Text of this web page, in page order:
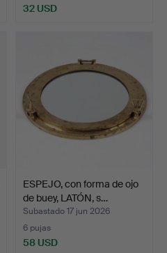
32 USD
ESPEJO, con forma de ojo
de buey, LATÓN, s…
Subastado 17 jun 2026
6 pujas
58 USD